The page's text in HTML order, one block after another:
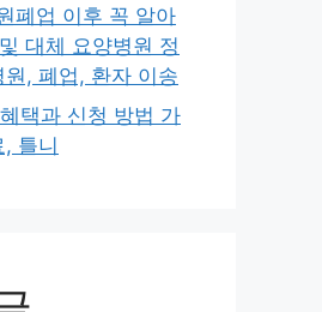
폐업 이후 꼭 알아
대체 요양병원 정
, 폐업, 환자 이송
택과 신청 방법 가
틀니